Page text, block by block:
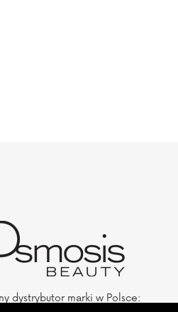
dystrybutor marki w Polsce: